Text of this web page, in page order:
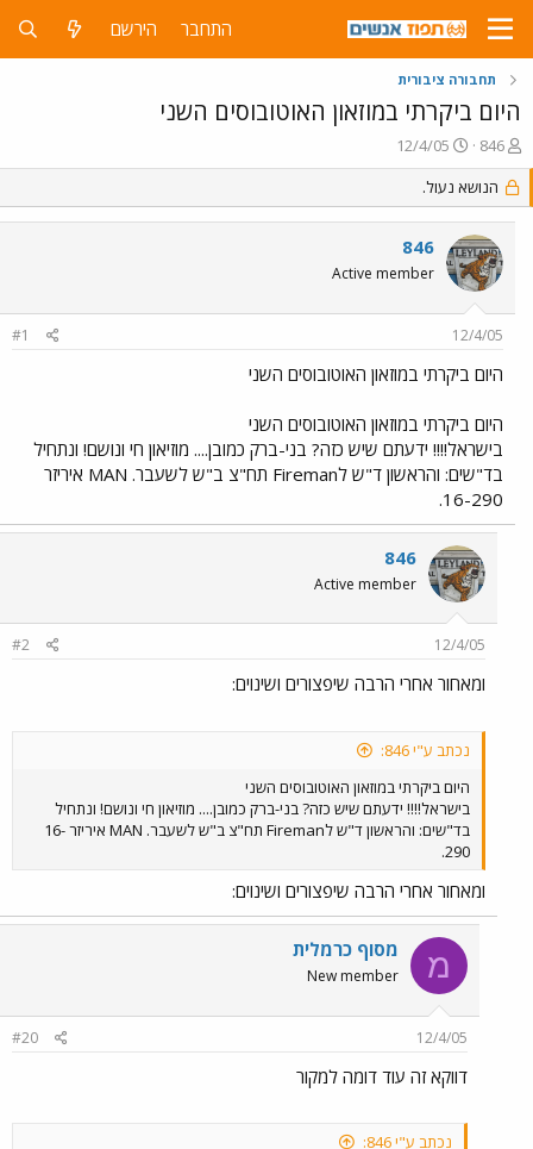
התחבר הירשם
תחבורה ציבורית
היום ביקרתי במוזאון האוטובוסים השני
פ
ו
ת
ח
נ
ו
א
846
פ
ו
ר
ס
ב
ת
ר
12/4/05
הנושא נעול.
846
Active member
12/4/05
#1
היום ביקרתי במוזאון האוטובוסים השני
היום ביקרתי במוזאון האוטובוסים השני
בישראל!!!! ידעתם שיש כזה? בני-ברק כמובן.... מוזיאון חי ונושם! ונתחיל
בד"שים: והראשון ד"ש לFireman תח"צ ב"ש לשעבר. MAN איריזר
16-290.
846
Active member
12/4/05
#2
ומאחור אחרי הרבה שיפצורים ושינוים:
נכתב ע"י 846:
היום ביקרתי במוזאון האוטובוסים השני
בישראל!!!! ידעתם שיש כזה? בני-ברק כמובן.... מוזיאון חי ונושם! ונתחיל
בד"שים: והראשון ד"ש לFireman תח"צ ב"ש לשעבר. MAN איריזר 16-
290.
ומאחור אחרי הרבה שיפצורים ושינוים:
מ מסוף כרמלית
New member
12/4/05
#20
דווקא זה עוד דומה למקור
נכתב ע"י 846: